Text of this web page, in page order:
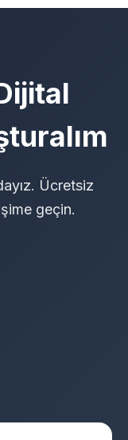
Ücretsiz
geçin.